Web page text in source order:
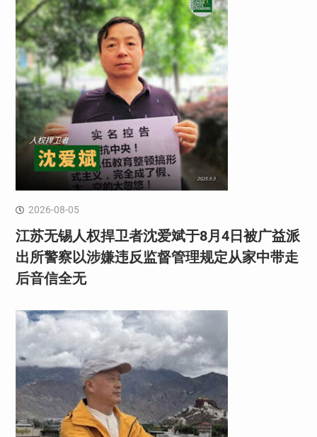
2026-08-05
江苏无锡人权捍卫者沈爱斌于8月4日被广益派
出所警察以涉嫌违反监督管理规定从家中带走
后音信全无